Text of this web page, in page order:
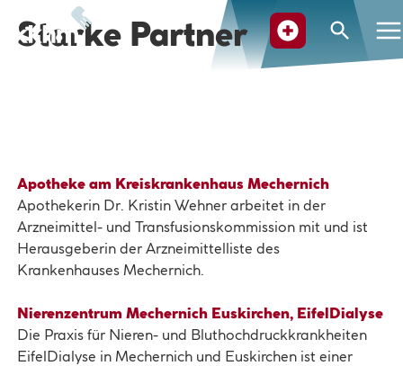
Suche
Starke Partner
Apotheke am Kreiskrankenhaus Mechernich
Apothekerin Dr. Kristin Wehner arbeitet in der
Arzneimittel- und Transfusionskommission mit und ist
Herausgeberin der Arzneimittelliste des
Krankenhauses Mechernich.
Nierenzentrum Mechernich Euskirchen, EifelDialyse
Die Praxis für Nieren- und Bluthochdruckkrankheiten
EifelDialyse in Mechernich und Euskirchen ist einer